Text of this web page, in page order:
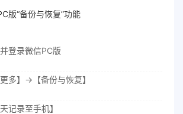
版“备份与恢复”功能
登录微信PC版
多】→【备份与恢复】
记录至手机】